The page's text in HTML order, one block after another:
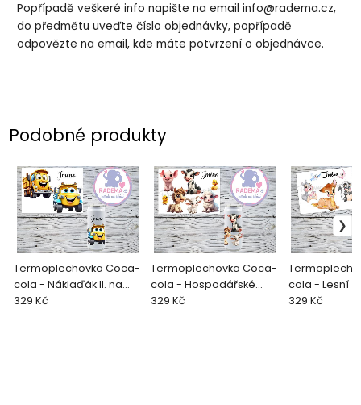
Popřípadě veškeré info napište na email info@radema.cz,
do předmětu uveďte číslo objednávky, popřípadě
odpovězte na email, kde máte potvrzení o objednávce.
Podobné produkty
Termoplechovka Coca-
cola - Náklaďák II. na
přání
329 Kč
Termoplechovka Coca-
cola - Hospodářské
zvířata na přání
329 Kč
cola - Lesní
přání
329 Kč